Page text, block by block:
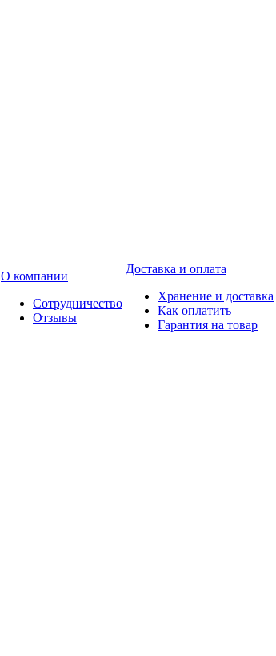
О компании
Сотрудничество
Отзывы
Доставка и оплата
Хранение и доставка
Как оплатить
Гарантия на товар